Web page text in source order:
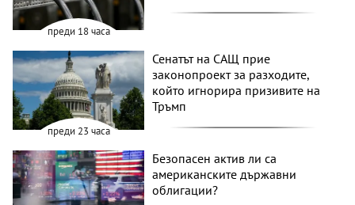
преди 18 часа
преди 23 часа
Сенатът на САЩ прие
законопроект за разходите,
който игнорира призивите на
Тръмп
Безопасен актив ли са
американските държавни
облигации?